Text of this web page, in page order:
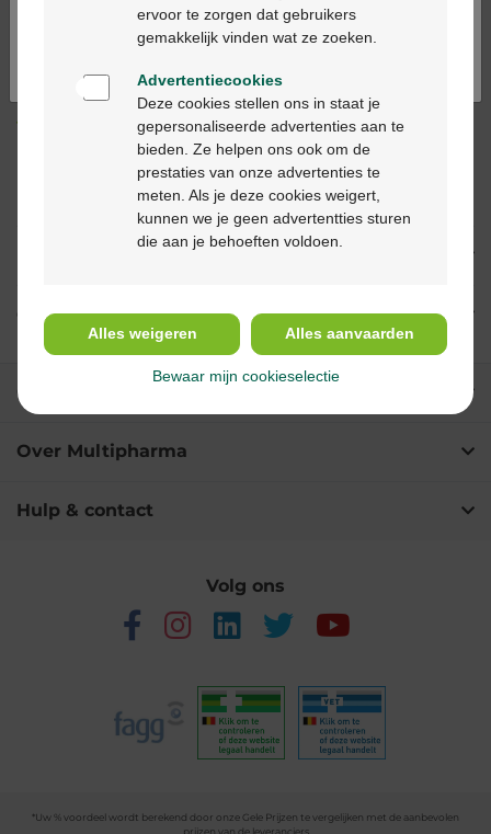
levering thuis vanaf €55
betalen
Klantendienstvia chat ofcontactformulier
Productbeschrijving
Gebruik
Onze diensten
Over Multipharma
Hulp & contact
Volg ons
*Uw % voordeel wordt berekend door onze Gele Prijzen te vergelijken met de aanbevolen
prijzen van de leveranciers
Continuez en français
ervoor te zorgen dat gebruikers
gemakkelijk vinden wat ze zoeken.
Advertentiecookies
Deze cookies stellen ons in staat je
gepersonaliseerde advertenties aan te
bieden. Ze helpen ons ook om de
prestaties van onze advertenties te
meten. Als je deze cookies weigert,
kunnen we je geen advertentties sturen
die aan je behoeften voldoen.
Alles weigeren Alles aanvaarden
Bewaar mijn cookieselectie